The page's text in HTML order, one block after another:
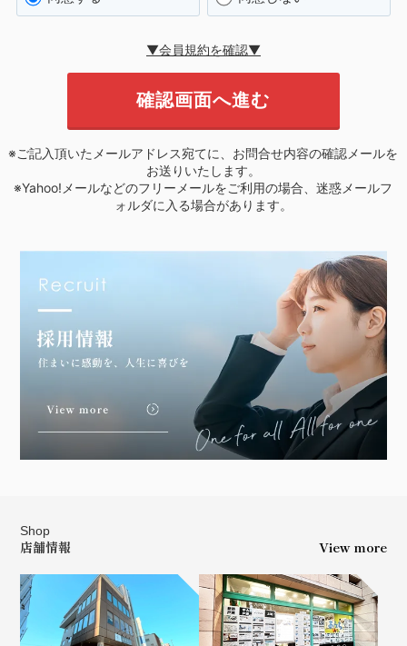
▼会員規約を確認▼
※ご記入頂いたメールアドレス宛てに、お問合せ内容の確認メールを
お送りいたします。
※Yahoo!メールなどのフリーメールをご利用の場合、迷惑メールフ
ォルダに入る場合があります。
Shop
店舗情報 View more